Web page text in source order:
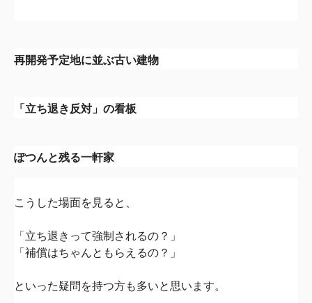
再開発予定地に並ぶ古い建物
「立ち退き反対」の看板
ぽつんと残る一軒家
こうした場面を見ると、
「立ち退きって強制されるの？」
「補償はちゃんともらえるの？」
といった疑問を持つ方も多いと思います。